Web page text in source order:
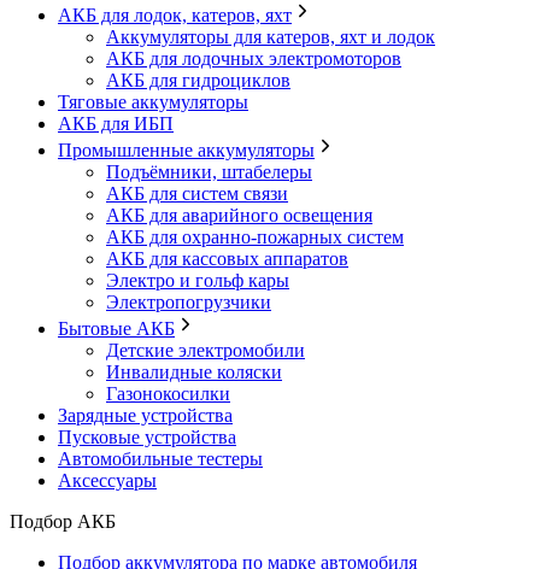
АКБ для лодок, катеров, яхт
Аккумуляторы для катеров, яхт и лодок
АКБ для лодочных электромоторов
АКБ для гидроциклов
Тяговые аккумуляторы
АКБ для ИБП
Промышленные аккумуляторы
Подъёмники, штабелеры
АКБ для систем связи
АКБ для аварийного освещения
АКБ для охранно-пожарных систем
АКБ для кассовых аппаратов
Электро и гольф кары
Электропогрузчики
Бытовые АКБ
Детские электромобили
Инвалидные коляски
Газонокосилки
Зарядные устройства
Пусковые устройства
Автомобильные тестеры
Аксессуары
Подбор АКБ
Подбор аккумулятора по марке автомобиля